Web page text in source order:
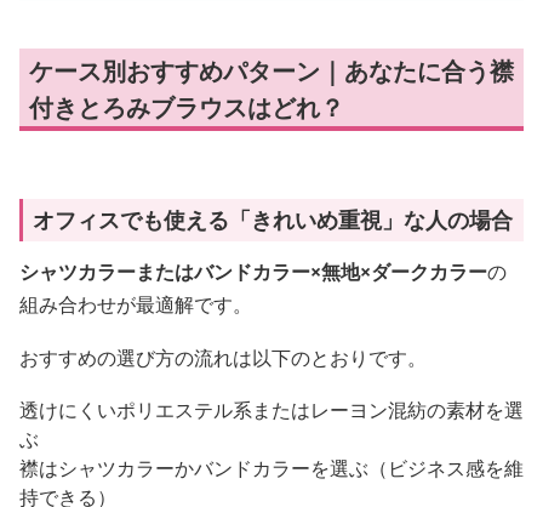
ケース別おすすめパターン｜あなたに合う襟
付きとろみブラウスはどれ？
オフィスでも使える「きれいめ重視」な人の場合
シャツカラーまたはバンドカラー×無地×ダークカラーの
組み合わせが最適解です。
おすすめの選び方の流れは以下のとおりです。
透けにくいポリエステル系またはレーヨン混紡の素材を選
ぶ
襟はシャツカラーかバンドカラーを選ぶ（ビジネス感を維
持できる）